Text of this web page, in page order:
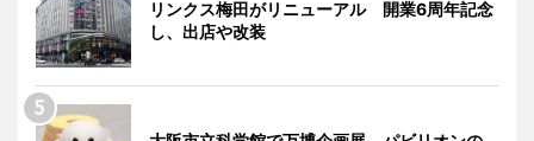
リンクス梅田がリニューアル 開業6周年記念
し、出店や改装